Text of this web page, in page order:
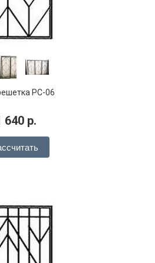
РС-06
640 р.